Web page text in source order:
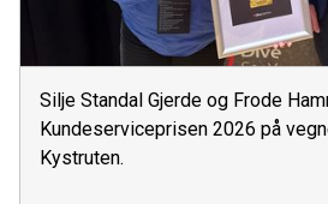
Silje Standal Gjerde og Frode
Kundeserviceprisen 2026 på
Kystruten.